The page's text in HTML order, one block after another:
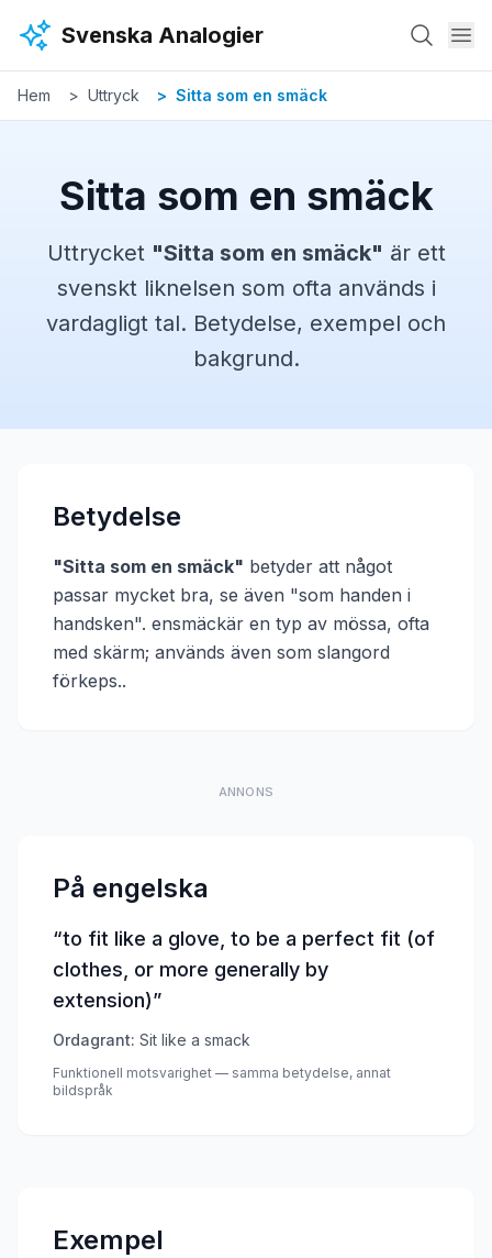
Svenska Analogier
Hem Uttryck Sitta som en smäck
Sitta som en smäck
Uttrycket "Sitta som en smäck" är ett
svenskt liknelsen som ofta används i
vardagligt tal. Betydelse, exempel och
bakgrund.
Betydelse
"Sitta som en smäck" betyder att något
passar mycket bra, se även "som handen i
handsken". ensmäckär en typ av mössa, ofta
med skärm; används även som slangord
förkeps..
ANNONS
På engelska
“to fit like a glove, to be a perfect fit (of
clothes, or more generally by
extension)”
Ordagrant: Sit like a smack
Funktionell motsvarighet — samma betydelse, annat
bildspråk
Exempel